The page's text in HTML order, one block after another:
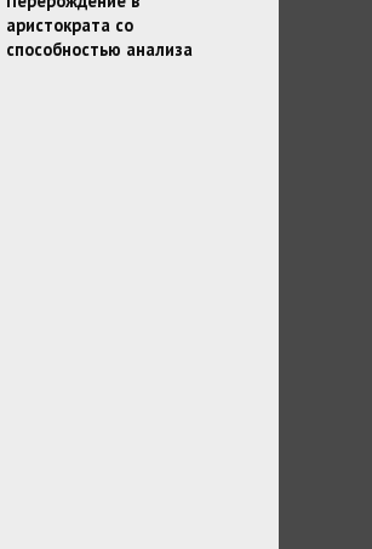
аристократа со
способностью анализа